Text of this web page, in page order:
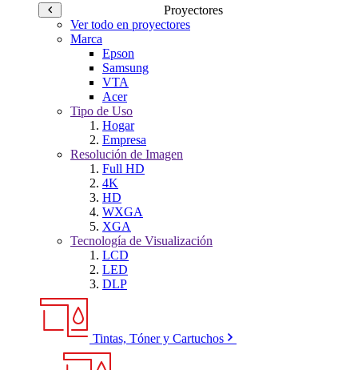
Proyectores
Ver todo en proyectores
Marca
Epson
Samsung
VTA
Acer
Tipo de Uso
Hogar
Empresa
Resolución de Imagen
Full HD
4K
HD
WXGA
XGA
Tecnología de Visualización
LCD
LED
DLP
Tintas, Tóner y Cartuchos